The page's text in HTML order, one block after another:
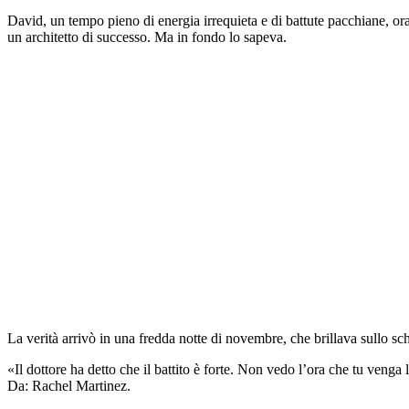
David, un tempo pieno di energia irrequieta e di battute pacchiane,
un architetto di successo. Ma in fondo lo sapeva.
La verità arrivò in una fredda notte di novembre, che brillava sullo
«Il dottore ha detto che il battito è forte. Non vedo l’ora che tu venga
Da: Rachel Martinez.